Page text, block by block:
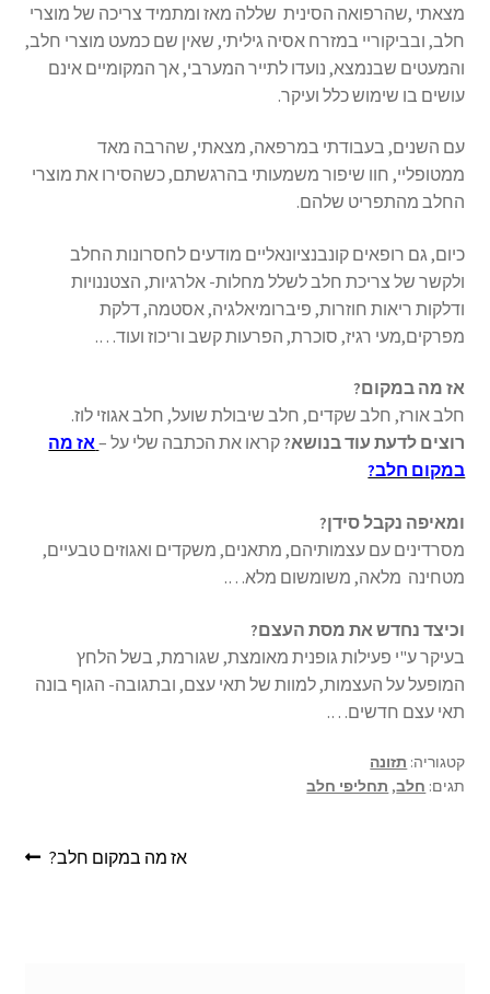
מצאתי ,שהרפואה הסינית שללה מאז ומתמיד צריכה של מוצרי
חלב, ובביקוריי במזרח אסיה גיליתי, שאין שם כמעט מוצרי חלב,
והמעטים שבנמצא, נועדו לתייר המערבי, אך המקומיים אינם
עושים בו שימוש כלל ועיקר.
עם השנים, בעבודתי במרפאה, מצאתי, שהרבה מאד
ממטופליי, חוו שיפור משמעותי בהרגשתם, כשהסירו את מוצרי
החלב מהתפריט שלהם.
כיום, גם רופאים קונבנציונאליים מודעים לחסרונות החלב
ולקשר של צריכת חלב לשלל מחלות- אלרגיות, הצטננויות
ודלקות ריאות חוזרות, פיברומיאלגיה, אסטמה, דלקת
מפרקים,מעי רגיז, סוכרת, הפרעות קשב וריכוז ועוד….
אז מה במקום?
חלב אורז, חלב שקדים, חלב שיבולת שועל, חלב אגוזי לוז.
רוצים לדעת עוד בנושא?קראו את הכתבה שלי על –אז מה
במקום חלב?
ומאיפה נקבל סידן?
מסרדינים עם עצמותיהם, מתאנים, משקדים ואגוזים טבעיים,
מטחינה מלאה, משומשום מלא….
וכיצד נחדש את מסת העצם?
בעיקר ע"י פעילות גופנית מאומצת, שגורמת, בשל הלחץ
המופעל על העצמות, למוות של תאי עצם, ובתגובה- הגוף בונה
תאי עצם חדשים….
קטגוריה: תזונה
תגים: חלב, תחליפי חלב
הפוסט
אז מה במקום חלב?